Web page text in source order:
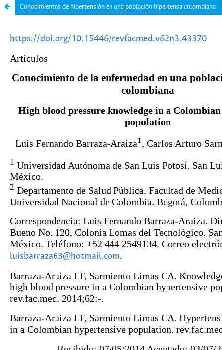
Conocimientos de hipertensión en una población hipertensa colombiana